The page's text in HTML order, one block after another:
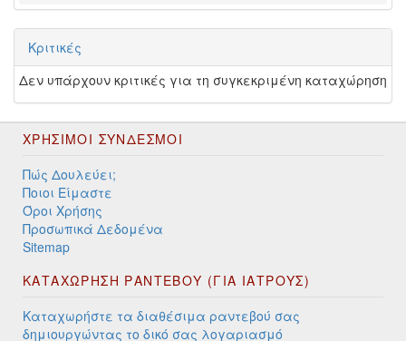
Κριτικές
Δεν υπάρχουν κριτικές για τη συγκεκριμένη καταχώρηση
ΧΡΉΣΙΜΟΙ ΣΎΝΔΕΣΜΟΙ
Πώς Δουλεύει;
Ποιοι Είμαστε
Όροι Χρήσης
Προσωπικά Δεδομένα
Sitemap
ΚΑΤΑΧΩΡΗΣΗ ΡΑΝΤΕΒΟΥ (ΓΙΑ ΙΑΤΡΟΥΣ)
Καταχωρήστε τα διαθέσιμα ραντεβού σας
δημιουργώντας το δικό σας λογαριασμό